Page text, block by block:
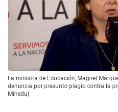
La ministra de Educación, Magnet
denuncia por presunto plagio contra la
Minedu)